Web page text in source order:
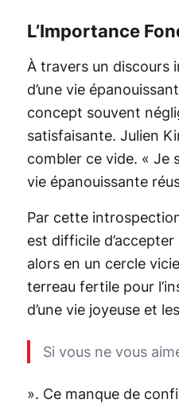
L’Importance
À travers un discours
d’une vie
concept souvent
satisfaisante. Julien
combler ce vide. « Je
vie épanouissante
Par cette
est difficile
alors en un cercle
terreau fertile pour
d’une vie joyeuse et
Si vous ne vous
». Ce manque de